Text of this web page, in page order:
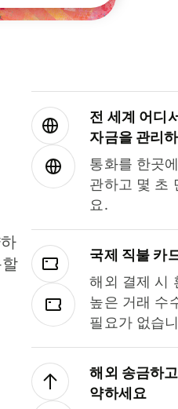
전 세계 어디
자금을 관리
통화를 한곳
관하고 몇 초
요.
국제 직불 카
해외 결제 시
높은 거래 수
필요가 없습
해외 송금하
약하세요